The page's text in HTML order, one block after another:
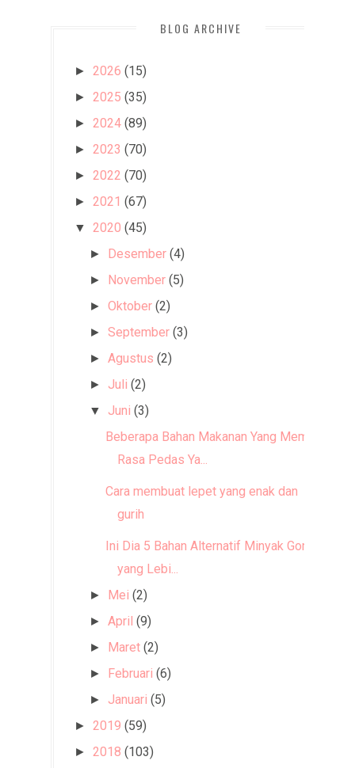
BLOG ARCHIVE
► 2026 (15)
► 2025 (35)
► 2024 (89)
► 2023 (70)
► 2022 (70)
► 2021 (67)
▼ 2020 (45)
► Desember (4)
► November (5)
►Oktober (2)
►September (3)
►Agustus (2)
► Juli (2)
▼ Juni (3)
Beberapa Bahan Makanan Yang Memiliki
Rasa Pedas Ya...
Cara membuat lepet yang enak dan
gurih
Ini Dia 5 Bahan Alternatif Minyak Goreng
yang Lebi...
► Mei (2)
►April (9)
► Maret (2)
► Februari (6)
► Januari (5)
► 2019 (59)
► 2018 (103)